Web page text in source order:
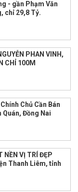
- gần Phạm Văn
chỉ 29,8 Tỷ.
PHAN VINH,
CHỈ 100M
Chủ Cần Bán
Đồng Nai
NỀN VỊ TRÍ ĐẸP
Thanh Liêm, tỉnh